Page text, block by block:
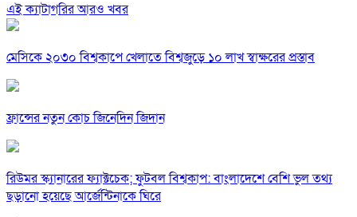
এই ক্যাটাগরির আরও খবর
মেসিকে ২০৩০ বিশ্বকাপে খেলাতে বিশ্বজুড়ে ১০ লাখ স্বাক্ষরের প্রস্তাব
ফ্রান্সের নতুন কোচ জিনেদিন জিদান
রিউমর স্ক্যানারের ফ্যাক্টচেক; ফুটবল বিশ্বকাপ: বাংলাদেশে বেশি ভুল তথ্য
ছড়ানো হয়েছে আর্জেন্টিনাকে ঘিরে